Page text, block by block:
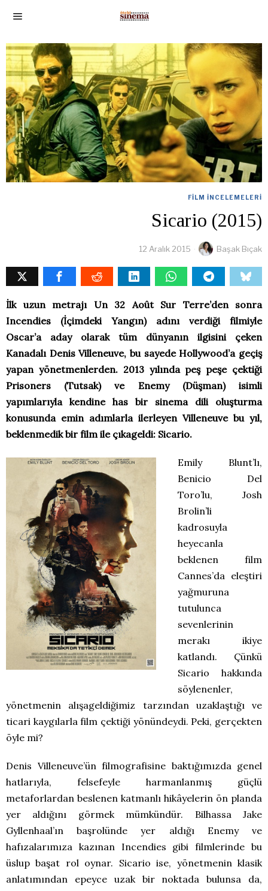
FILM İNCELEMELERI
Sicario (2015)
12 Aralık 2015 Başak Bıçak
İlk uzun metrajı Un 32 Août Sur Terre’den sonra
Incendies (İçimdeki Yangın) adını verdiği filmiyle
Oscar’a aday olarak tüm dünyanın ilgisini çeken
Kanadalı Denis Villeneuve, bu sayede Hollywood’a geçiş
yapan yönetmenlerden. 2013 yılında peş peşe çektiği
Prisoners (Tutsak) ve Enemy (Düşman) isimli
yapımlarıyla kendine has bir sinema dili oluşturma
konusunda emin adımlarla ilerleyen Villeneuve bu yıl,
beklenmedik bir film ile çıkageldi: Sicario.
Emily Blunt’lı,
Benicio Del
Toro’lu, Josh
Brolin’li
kadrosuyla
heyecanla
beklenen film
Cannes’da eleştiri
yağmuruna
tutulunca
sevenlerinin
merakı ikiye
katlandı. Çünkü
Sicario hakkında
söylenenler,
yönetmenin alışageldiğimiz tarzından uzaklaştığı ve
ticari kaygılarla film çektiği yönündeydi. Peki, gerçekten
öyle mi?
Denis Villeneuve’ün filmografisine baktığımızda genel
hatlarıyla, felsefeyle harmanlanmış güçlü
metaforlardan beslenen katmanlı hikâyelerin ön planda
yer aldığını görmek mümkündür. Bilhassa Jake
Gyllenhaal’ın başrolünde yer aldığı Enemy ve
hafızalarımıza kazınan Incendies gibi filmlerinde bu
üslup başat rol oynar. Sicario ise, yönetmenin klasik
anlatımından epeyce uzak bir noktada bulunsa da,